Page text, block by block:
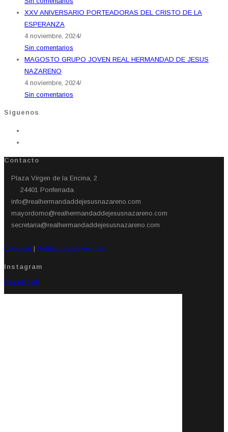
XXV ANIVERSARIO PORTEADORAS DEL CRISTO DE LA
ESPERANZA
4 noviembre, 2024/
Sin comentarios
MAGOSTO GRUPO JOVEN REAL HERMANDAD DE JESUS
NAZARENO
4 noviembre, 2024/
Sin comentarios
Síguenos
Contacto
Plaza Virgen de la Encina, 2
24401 Ponferrada​
info@realhermandaddejesusnazareno.com
mayordomo@realhermandaddejesusnazareno.com
secretaria@realhermandaddejesusnazareno.com
Contacto | Política de privacidad
Instagram
Facebook